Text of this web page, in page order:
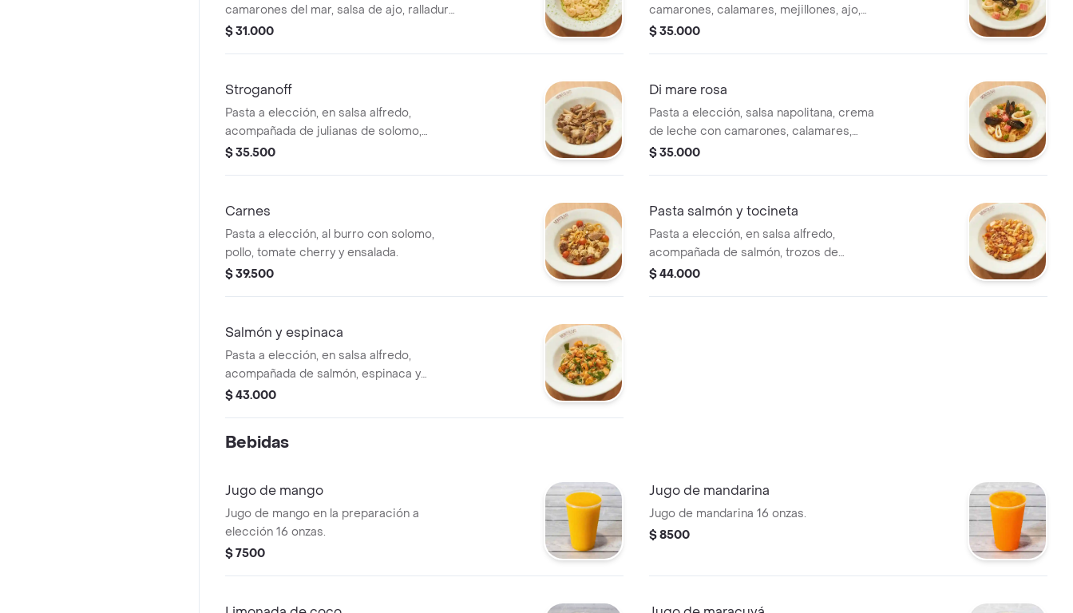
camarones del mar, salsa de ajo, ralladura
de limón y ensalada.
$ 31.000
camarones, calamares, mejillones, ajo,
palmitos de cangrejo y ensalada.
$ 35.000
Stroganoff
Pasta a elección, en salsa alfredo,
acompañada de julianas de solomo,
champiñones cocinados en vino tinto y
$ 35.500
Di mare rosa
Pasta a elección, salsa napolitana, crema
de leche con camarones, calamares,
mejillones, ajo, palmitos de cangrejo y
$ 35.000
Carnes
Pasta a elección, al burro con solomo,
pollo, tomate cherry y ensalada.
$ 39.500
Pasta salmón y tocineta
Pasta a elección, en salsa alfredo,
acompañada de salmón, trozos de
tocineta y ensalada.
$ 44.000
Salmón y espinaca
Pasta a elección, en salsa alfredo,
acompañada de salmón, espinaca y
ensalada.
$ 43.000
Bebidas
Jugo de mango
Jugo de mango en la preparación a
elección 16 onzas.
$ 7500
Jugo de mandarina
Jugo de mandarina 16 onzas.
$ 8500